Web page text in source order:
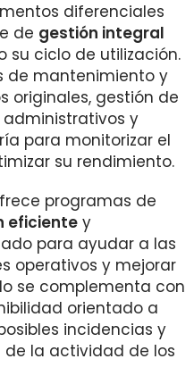
diferenciales
de gestión integral
su ciclo de utilización.
de mantenimiento y
originales, gestión de
administrativos y
para monitorizar el
su rendimiento.
programas de
eficiente y
para ayudar a las
operativos y mejorar
se complementa con
orientado a
incidencias y
la actividad de los